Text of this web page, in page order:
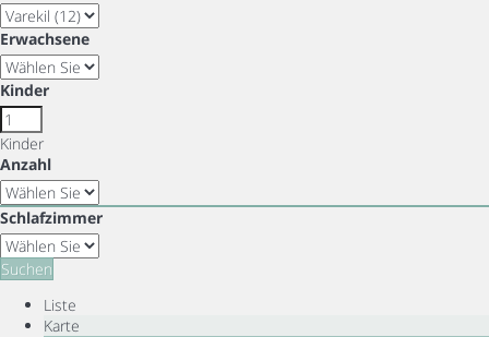
Erwachsene
Kinder
Kinder
Anzahl
Schlafzimmer
Suchen
Liste
Karte